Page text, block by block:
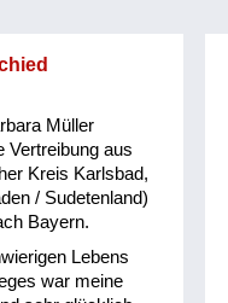
Müller
Vertreibung aus
Kreis Karlsbad,
/ Sudetenland)
Bayern.
Lebens
war meine